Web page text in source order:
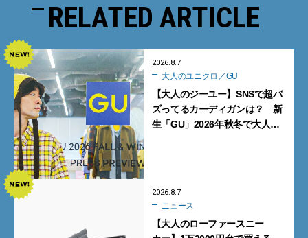
RELATED ARTICLE
2026.8.7
大人のユニクロ／GU
【大人のジーユー】SNSで超バ
ズってるカーディガンは？ 新
生「GU」2026年秋冬で大人メ
2026.8.7
ニュース
【大人のローファースニー